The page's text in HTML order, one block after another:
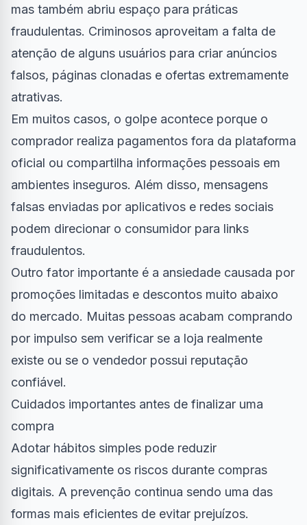
mas também abriu espaço para práticas
fraudulentas. Criminosos aproveitam a falta de
atenção de alguns usuários para criar anúncios
falsos, páginas clonadas e ofertas extremamente
atrativas.
Em muitos casos, o golpe acontece porque o
comprador realiza pagamentos fora da plataforma
oficial ou compartilha informações pessoais em
ambientes inseguros. Além disso, mensagens
falsas enviadas por aplicativos e redes sociais
podem direcionar o consumidor para links
fraudulentos.
Outro fator importante é a ansiedade causada por
promoções limitadas e descontos muito abaixo
do mercado. Muitas pessoas acabam comprando
por impulso sem verificar se a loja realmente
existe ou se o vendedor possui reputação
confiável.
Cuidados importantes antes de finalizar uma
compra
Adotar hábitos simples pode reduzir
significativamente os riscos durante compras
digitais. A prevenção continua sendo uma das
formas mais eficientes de evitar prejuízos.